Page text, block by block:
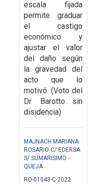
escala fijada
permite graduar
el castigo
económico y
ajustar el valor
del daño según
la gravedad del
acto que lo
motivó. (Voto del
Dr. Barotto sin
disidencia)
MAJNACH MARIANA
ROSARIO C/ EDERSA
S/ SUMARISIMO -
QUEJA
RO-01043-C-2022